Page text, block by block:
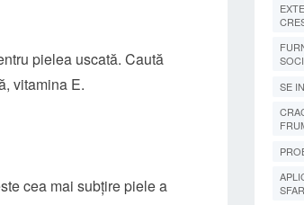
pielea uscată. Caută
vitamina E.
cea mai subțire piele a
SE